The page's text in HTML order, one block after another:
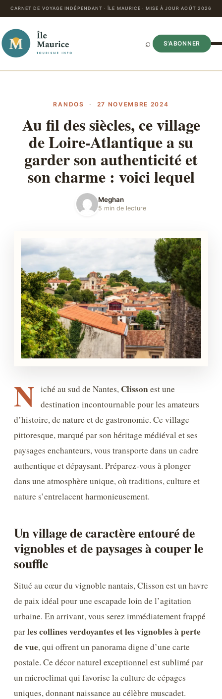
CARNET DE VOYAGE INDÉPENDANT · ÎLE MAURICE · MISE À JOUR AOÛT 2026
⌕ S’ABONNER
RANDOS · 27 NOVEMBRE 2024
Au fil des siècles, ce village
de Loire-Atlantique a su
garder son authenticité et
son charme : voici lequel
Meghan
5 min de lecture
N iché au sud de Nantes, Clissonest une
destination incontournable pour les amateurs
d’histoire, de nature et de gastronomie. Ce village
pittoresque, marqué par son héritage médiéval et ses
paysages enchanteurs, vous transporte dans un cadre
authentique et dépaysant. Préparez-vous à plonger
dans une atmosphère unique, où traditions, culture et
nature s’entrelacent harmonieusement.
Un village de caractère entouré de
vignobles et de paysages à couper le
souffle
Situé au cœur du vignoble nantais, Clisson est un havre
de paix idéal pour une escapade loin de l’agitation
urbaine. En arrivant, vous serez immédiatement frappé
parles collines verdoyantes et les vignobles à perte
de vue, qui offrent un panorama digne d’une carte
postale. Ce décor naturel exceptionnel est sublimé par
un microclimat qui favorise la culture de cépages
uniques, donnant naissance au célèbre muscadet.